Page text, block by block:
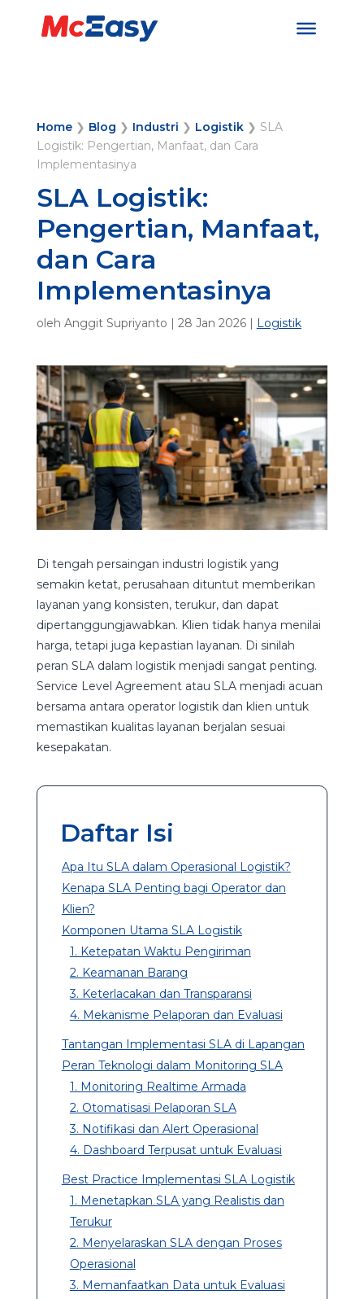
Home❯ Blog ❯ Industri ❯ Logistik❯ SLA
Logistik: Pengertian, Manfaat, dan Cara
Implementasinya
SLA Logistik:
Pengertian, Manfaat,
dan Cara
Implementasinya
oleh Anggit Supriyanto | 28 Jan 2026| Logistik
Di tengah persaingan industri logistik yang
semakin ketat, perusahaan dituntut memberikan
layanan yang konsisten, terukur, dan dapat
dipertanggungjawabkan. Klien tidak hanya menilai
harga, tetapi juga kepastian layanan. Di sinilah
peran SLA dalam logistik menjadi sangat penting.
Service Level Agreement atau SLA menjadi acuan
bersama antara operator logistik dan klien untuk
memastikan kualitas layanan berjalan sesuai
kesepakatan.
Daftar Isi
Apa Itu SLA dalam Operasional Logistik?
Kenapa SLA Penting bagi Operator dan
Klien?
Komponen Utama SLA Logistik
1. Ketepatan Waktu Pengiriman
2. Keamanan Barang
3. Keterlacakan dan Transparansi
4. Mekanisme Pelaporan dan Evaluasi
Tantangan Implementasi SLA di Lapangan
Peran Teknologi dalam Monitoring SLA
1. Monitoring Realtime Armada
2. Otomatisasi Pelaporan SLA
3. Notifikasi dan Alert Operasional
4. Dashboard Terpusat untuk Evaluasi
Best Practice Implementasi SLA Logistik
1. Menetapkan SLA yang Realistis dan
Terukur
2. Menyelaraskan SLA dengan Proses
Operasional
3. Memanfaatkan Data untuk Evaluasi